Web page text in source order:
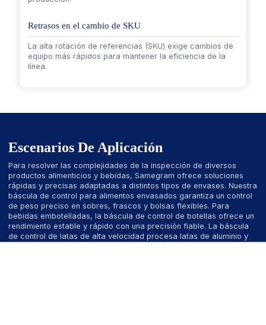
Retrasos en el cambio de SKU
La alta rotación de referencias (SKU) exige cambios de
equipo más rápidos para mantener la eficiencia de la
línea.
Escenarios De Aplicación
Para resolver las complejidades de la inspección de diversos
productos alimenticios y bebidas, Samegram ofrece soluciones
rápidas y precisas adaptadas a distintos tipos de envases. Nuestra
báscula de control para alimentos envasados garantiza un control
de peso preciso en sobres, frascos y bolsas flexibles. Para
bebidas embotelladas, la báscula de control de botellas ofrece un
rendimiento estable y rápido con una precisión fiable. La báscula
de control de latas de alta velocidad procesa latas de aluminio y